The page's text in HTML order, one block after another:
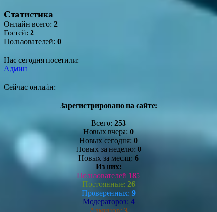
Статистика
Онлайн всего: 2
Гостей: 2
Пользователей: 0
Нас сегодня посетили:
Админ
Сейчас онлайн:
Зарегистрировано на сайте:
Всего: 253
Новых вчера: 0
Новых сегодня: 0
Новых за неделю: 0
Новых за месяц: 6
Из них:
Пользователей 185
Постоянные: 26
Проверенных: 9
Модераторов: 4
Админов: 3